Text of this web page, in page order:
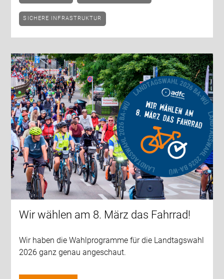
SICHERE INFRASTRUKTUR
Wir wählen am 8. März das Fahrrad!
Wir haben die Wahlprogramme für die Landtagswahl
2026 ganz genau angeschaut.